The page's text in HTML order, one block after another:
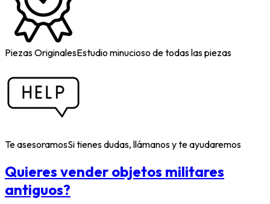
Piezas OriginalesEstudio minucioso de todas las piezas
Te asesoramosSi tienes dudas, llámanos y te ayudaremos
Quieres vender objetos militares
antiguos?